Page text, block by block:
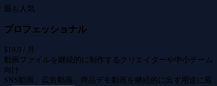
最も人気
プロフェッショナル
$19.9 / 月
動画ファイルを継続的に制作するクリエイターや中小チーム
向け
SNS動画、広告動画、商品デモ動画を継続的に出す用途に最